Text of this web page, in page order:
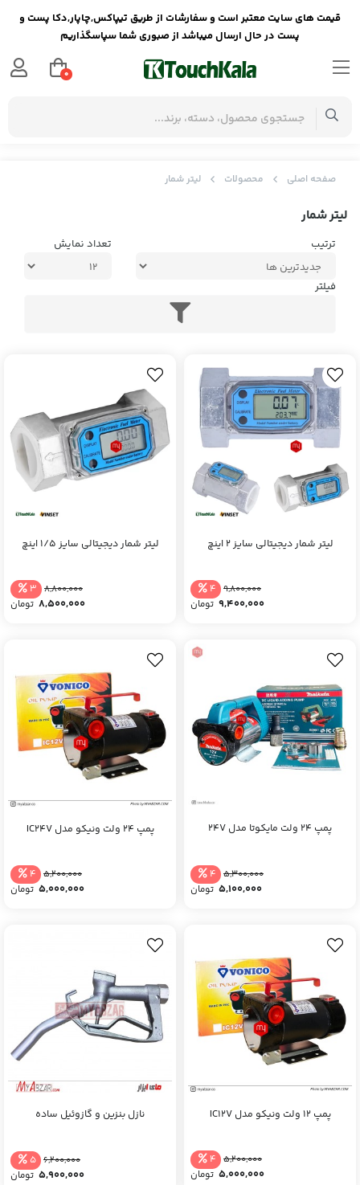
صفحه اصلی محصولات لیتر شمار
لیتر شمار
ترتیب تعداد نمایش
فیلتر
لیتر شمار دیجیتالی سایز 2 اینچ
9,800,000
4
9,400,000 تومان
لیتر شمار دیجیتالی سایز 1/5 اینچ
8,800,000
3
8,500,000 تومان
پمپ 24 ولت مایکوتا مدل 24V
5,300,000
4
5,100,000 تومان
پمپ 24 ولت ونیکو مدل IC24V
5,200,000
4
5,000,000 تومان
پمپ 12 ولت ونیکو مدل IC12V
5,200,000
4
5,000,000 تومان
نازل بنزین و گازوئیل ساده
6,200,000
5
5,900,000 تومان
قیمت های سایت معتبر است و سفارشات از طریق تیپاکس,چاپار,دکا پست و
پست در حال ارسال میباشد از صبوری شما سپاسگذاریم
0